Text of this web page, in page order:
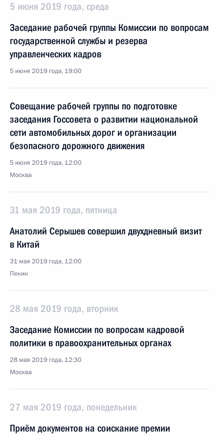
5 июня 2019 года, среда
Заседание рабочей группы Комиссии по вопросам
государственной службы и резерва
управленческих кадров
5 июня 2019 года, 19:00
Совещание рабочей группы по подготовке
заседания Госсовета о развитии национальной
сети автомобильных дорог и организации
безопасного дорожного движения
5 июня 2019 года, 12:00
Москва
31 мая 2019 года, пятница
Анатолий Серышев совершил двухдневный визит
в Китай
31 мая 2019 года, 12:00
Пекин
28 мая 2019 года, вторник
Заседание Комиссии по вопросам кадровой
политики в правоохранительных органах
28 мая 2019 года, 12:30
Москва
27 мая 2019 года, понедельник
Приём документов на соискание премии